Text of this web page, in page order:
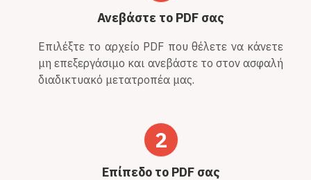
Ανεβάστε το PDF σας
Επιλέξτε το αρχείο PDF που θέλετε να κάνετε
μη επεξεργάσιμο και ανεβάστε το στον ασφαλή
διαδικτυακό μετατροπέα μας.
2
Επίπεδο το PDF σας